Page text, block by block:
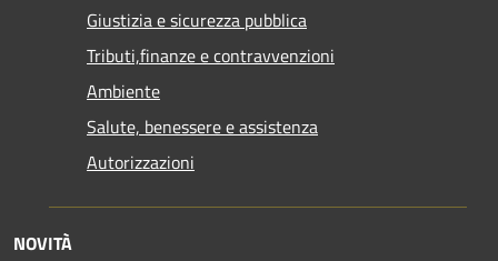
Giustizia e sicurezza pubblica
Tributi,finanze e contravvenzioni
Ambiente
Salute, benessere e assistenza
Autorizzazioni
NOVITÀ